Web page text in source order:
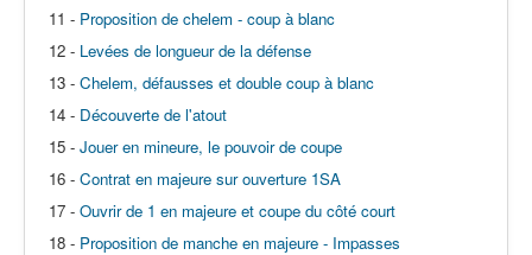
11 - Proposition de chelem - coup à blanc
12 - Levées de longueur de la défense
13 - Chelem, défausses et double coup à blanc
14 - Découverte de l'atout
15 - Jouer en mineure, le pouvoir de coupe
16 - Contrat en majeure sur ouverture 1SA
17 - Ouvrir de 1 en majeure et coupe du côté court
18 - Proposition de manche en majeure - Impasses